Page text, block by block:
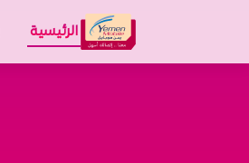
الرئيسية